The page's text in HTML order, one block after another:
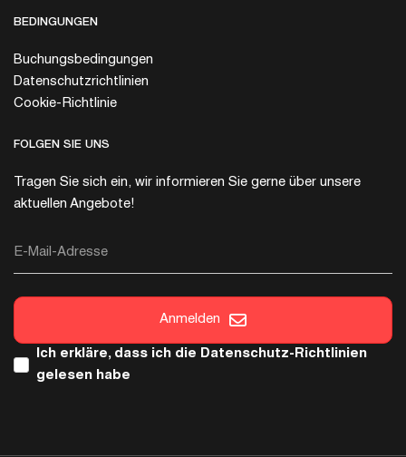
BEDINGUNGEN
Buchungsbedingungen
Datenschutzrichtlinien
Cookie-Richtlinie
FOLGEN SIE UNS
Tragen Sie sich ein, wir informieren Sie gerne über unsere
aktuellen Angebote!
E-Mail-Adresse
Anmelden
Ich erkläre, dass ich die Datenschutz-Richtlinien
gelesen habe